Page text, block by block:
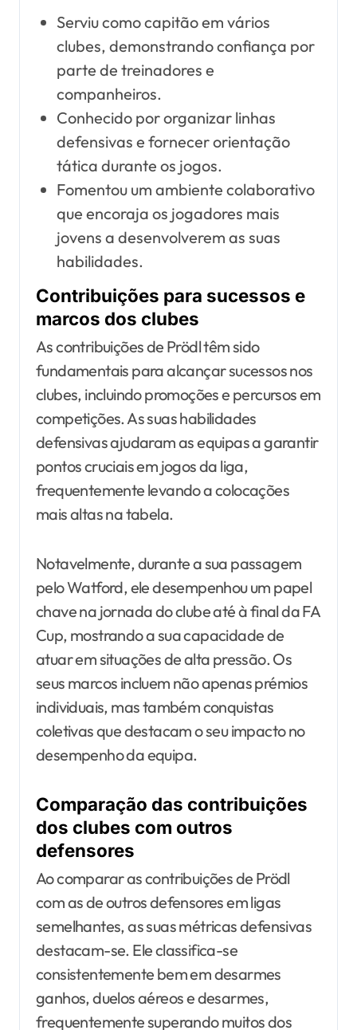
Serviu como capitão em vários
clubes, demonstrando confiança por
parte de treinadores e
companheiros.
Conhecido por organizar linhas
defensivas e fornecer orientação
tática durante os jogos.
Fomentou um ambiente colaborativo
que encoraja os jogadores mais
jovens a desenvolverem as suas
habilidades.
Contribuições para sucessos e
marcos dos clubes
As contribuições de Prödl têm sido
fundamentais para alcançar sucessos nos
clubes, incluindo promoções e percursos em
competições. As suas habilidades
defensivas ajudaram as equipas a garantir
pontos cruciais em jogos da liga,
frequentemente levando a colocações
mais altas na tabela.
Notavelmente, durante a sua passagem
pelo Watford, ele desempenhou um papel
chave na jornada do clube até à final da FA
Cup, mostrando a sua capacidade de
atuar em situações de alta pressão. Os
seus marcos incluem não apenas prémios
individuais, mas também conquistas
coletivas que destacam o seu impacto no
desempenho da equipa.
Comparação das contribuições
dos clubes com outros
defensores
Ao comparar as contribuições de Prödl
com as de outros defensores em ligas
semelhantes, as suas métricas defensivas
destacam-se. Ele classifica-se
consistentemente bem em desarmes
ganhos, duelos aéreos e desarmes,
frequentemente superando muitos dos